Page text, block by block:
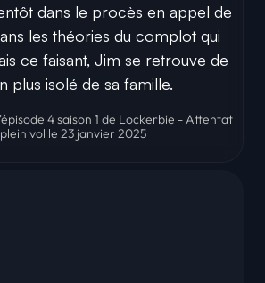
dans le procès en appel de
les théories du complot qui
ce faisant, Jim se retrouve de
plus isolé de sa famille.
4 saison 1 de Lockerbie - Attentat
vol le 23 janvier 2025